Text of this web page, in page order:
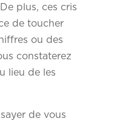
plus, ces cris
de toucher
ou des
constaterez
lieu de les
de vous